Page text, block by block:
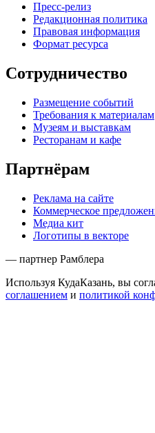
Пресс-релиз
Редакционная политика
Правовая информация
Формат ресурса
Сотрудничество
Размещение событий
Требования к материалам
Музеям и выставкам
Ресторанам и кафе
Партнёрам
Реклама на сайте
Коммерческое
Медиа кит
Логотипы в векторе
— партнер Рамблера
Используя КудаКазань, вы
соглашением и политикой